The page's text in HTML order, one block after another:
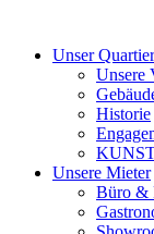
Unser Quartier
Unsere
Historie
Unsere Mieter
Büro &